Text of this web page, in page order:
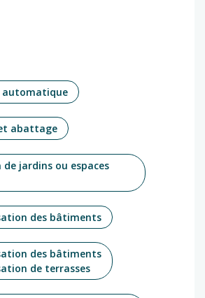
automatique
abattage
jardins ou espaces
des bâtiments
des bâtiments
de terrasses